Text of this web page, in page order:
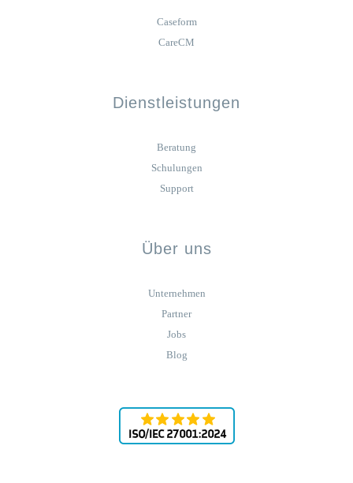
Caseform
CareCM
Dienstleistungen
Beratung
Schulungen
Support
Über uns
Unternehmen
Partner
Jobs
Blog